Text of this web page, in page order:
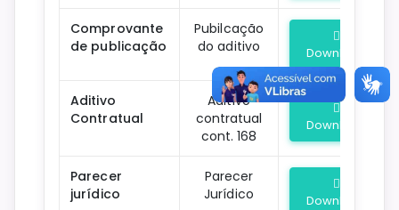
Comprovante
de publicação
Pubilcação
do aditivo
Download
Aditivo
Contratual
Aditivo
contratual
cont. 168
Download
Parecer
jurídico
Parecer
Jurídico
Download